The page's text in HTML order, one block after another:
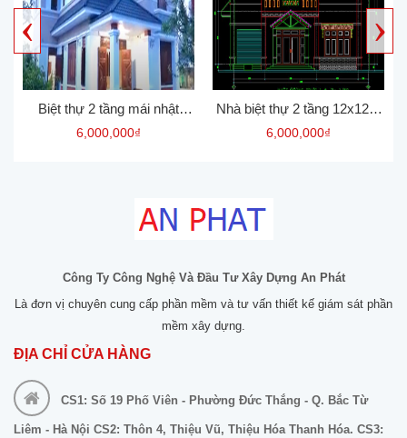
Biệt thự 2 tầng mái nhật
được xây dựng 8x12 hoặc
6,000,000₫
Nhà biệt thự 2 tầng 12x12m
kiểu pháp
6,000,000₫
‹ ›
Công Ty Công Nghệ Và Đầu Tư Xây Dựng An Phát
Là đơn vị chuyên cung cấp phần mềm và tư vấn thiết kế giám sát phần
mềm xây dựng.
ĐỊA CHỈ CỬA HÀNG
CS1: Số 19 Phố Viên - Phường Đức Thắng - Q. Bắc Từ
Liêm - Hà Nội CS2: Thôn 4, Thiệu Vũ, Thiệu Hóa Thanh Hóa. CS3: